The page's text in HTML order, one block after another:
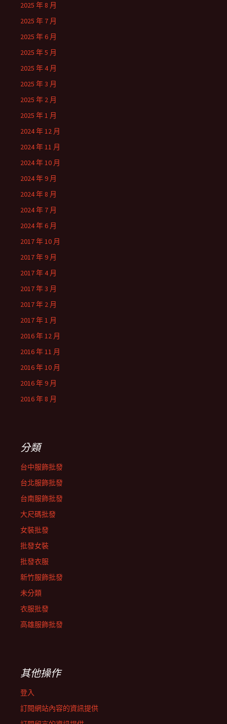
2025 年 8 月
2025 年 7 月
2025 年 6 月
2025 年 5 月
2025 年 4 月
2025 年 3 月
2025 年 2 月
2025 年 1 月
2024 年 12 月
2024 年 11 月
2024 年 10 月
2024 年 9 月
2024 年 8 月
2024 年 7 月
2024 年 6 月
2017 年 10 月
2017 年 9 月
2017 年 4 月
2017 年 3 月
2017 年 2 月
2017 年 1 月
2016 年 12 月
2016 年 11 月
2016 年 10 月
2016 年 9 月
2016 年 8 月
分類
台中服飾批發
台北服飾批發
台南服飾批發
大尺碼批發
女裝批發
批發女裝
批發衣服
新竹服飾批發
未分類
衣服批發
高雄服飾批發
其他操作
登入
訂閱網站內容的資訊提供